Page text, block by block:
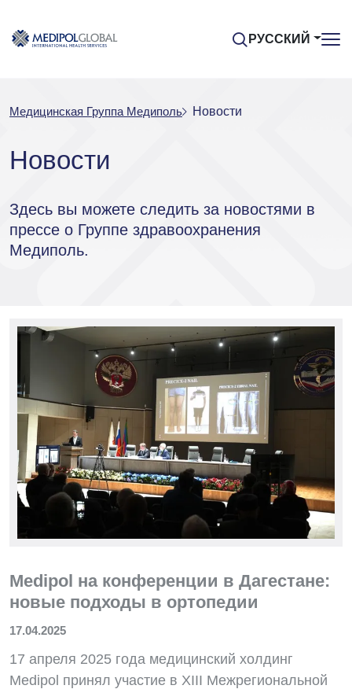
РУССКИЙ
Медицинская Группа Медиполь Новости
Новости
Здесь вы можете следить за новостями в
прессе о Группе здравоохранения
Медиполь.
Medipol на конференции в Дагестане:
новые подходы в ортопедии
17.04.2025
17 апреля 2025 года медицинский холдинг
Medipol принял участие в XIII Межрегиональной